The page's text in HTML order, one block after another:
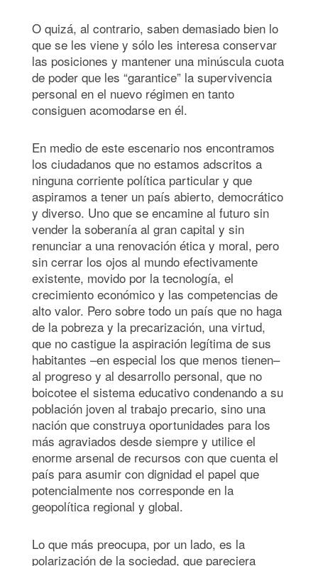
O quizá, al contrario, saben demasiado bien lo
que se les viene y sólo les interesa conservar
las posiciones y mantener una minúscula cuota
de poder que les “garantice” la supervivencia
personal en el nuevo régimen en tanto
consiguen acomodarse en él.
En medio de este escenario nos encontramos
los ciudadanos que no estamos adscritos a
ninguna corriente política particular y que
aspiramos a tener un país abierto, democrático
y diverso. Uno que se encamine al futuro sin
vender la soberanía al gran capital y sin
renunciar a una renovación ética y moral, pero
sin cerrar los ojos al mundo efectivamente
existente, movido por la tecnología, el
crecimiento económico y las competencias de
alto valor. Pero sobre todo un país que no haga
de la pobreza y la precarización, una virtud,
que no castigue la aspiración legítima de sus
habitantes –en especial los que menos tienen–
al progreso y al desarrollo personal, que no
boicotee el sistema educativo condenando a su
población joven al trabajo precario, sino una
nación que construya oportunidades para los
más agraviados desde siempre y utilice el
enorme arsenal de recursos con que cuenta el
país para asumir con dignidad el papel que
potencialmente nos corresponde en la
geopolítica regional y global.
Lo que más preocupa, por un lado, es la
polarización de la sociedad, que pareciera